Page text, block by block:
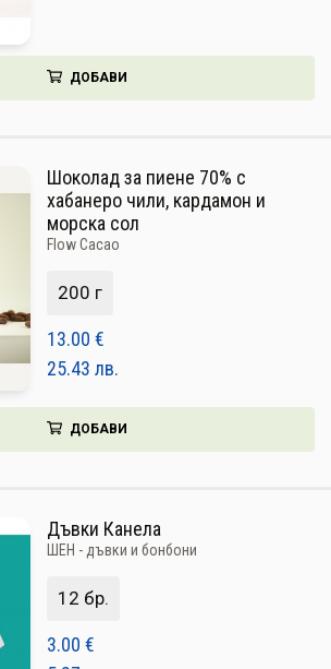
ДОБАВИ
Шоколад за пиене 70% с
хабанеро чили, кардамон и
морска сол
Flow Cacao
200 г
13.00 €
25.43 лв.
ДОБАВИ
Дъвки Канела
ШЕН - дъвки и бонбони
12 бр.
3.00 €